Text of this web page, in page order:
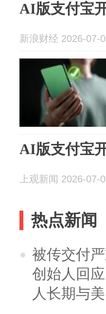
AI版支付宝
新浪财经 2026-07-
AI版支付宝
上观新闻 2026-07-
热点新闻
被传交付
创始人回
人长期与